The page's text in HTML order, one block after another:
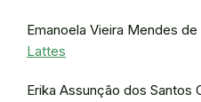
Emanoela Vieira Mendes
Lattes
Erika Assunção dos Santos